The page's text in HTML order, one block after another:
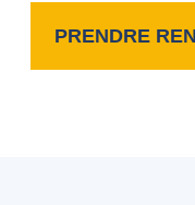
PRENDRE